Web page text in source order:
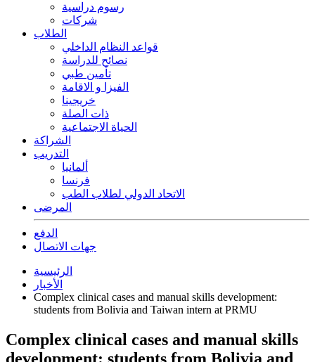
رسوم دراسية
شركات
الطلاب
قواعد النظام الداخلي
نصائح للدراسة
تأمين طبي
الفيزا و الاقامة
خريجينا
ذات الصلة
الحياة الاجتماعية
الشراكة
التدريب
ألمانيا
فرنسا
الاتحاد الدولي لطلاب الطب
المرضى
الدفع
جهات الاتصال
الرئيسية
الأخبار
Complex clinical cases and manual skills development:
students from Bolivia and Taiwan intern at PRMU
Complex clinical cases and manual skills